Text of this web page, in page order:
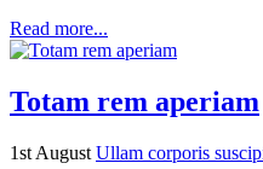
Read more...
Totam rem aperiam
1st August Ullam corporis